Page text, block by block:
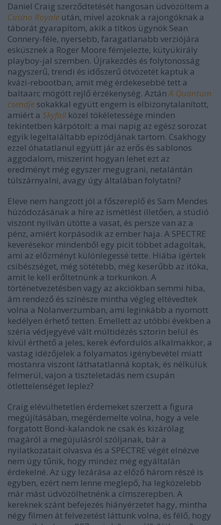
Daniel Craig szerződtetését hangosan üdvözöltem a
Casino Royale után, mivel azoknak a rajongóknak a
táborát gyarapítom, akik a titkos ügynök Sean
Connery-féle, nyersebb, faragatlanabb verziójára
esküsznek a Roger Moore fémjelezte, kütyükirály
playboy-jal szemben. Újrakezdés és folytonosság
nagyszerű, trendi és időszerű ötvözetét kaptuk a
kvázi-rebootban, amit még érdekesebbé tett a
baltaarc mögött rejlő érzékenység. AztánA Quantum
csendje sokakkal együtt engem is elbizonytalanított,
amiért a Skyfallközel tökéletessége minden
tekintetben kárpótolt: a mai napig az egész sorozat
egyik legeltaláltabb epizódjának tartom. Csakhogy
ezzel óhatatlanul együtt jár az erős és sablonos
aggodalom, miszerint hogyan lehet ezt az
eredményt még egyszer megugrani, netalántán
túlszárnyalni, avagy úgy általában folytatni?
Eleve nem hangzott jól a főszereplő és Sam Mendes
húzódozásának a híre az ismétlést illetően, a stúdió
viszont nyilván ütötte a vasat, és persze van az a
pénz, amiért korpásodik az ember haja. A SPECTRE
keverésekor mindenből egy picit többet adagoltak,
ami az előzményt különlegessé tette. Hiába ígértek
csibészséget, még sötétebb, még keserűbb az itóka,
amit le kell erőltetnünk a torkunkon. A
történetvezetésben vagy az akciókban semmi hiba,
ám rendező és színésze mintha végleg eltévedtek
volna a Nolanverzumban, ami leginkább a nyomott
kedélyen érhető tetten. Emellett az utóbbi években a
széria védjegyévé vált múltidézés sztorin belül és
kívül érthető a jeles, kerek évfordulós alkalmakkor, a
vastag idézőjelek a folyamatos igénybevétel miatt
mostanra viszont láthatatlanná koptak, és nélkülük
felmerül, vajon a tiszteletadás nem csupán
ötlettelenséget leplez?
Craig elévülhetetlen érdemeket szerzett a figura
megújításában, megérdemelte volna, hogy a vele
forgatott Bond-kalandok ne csak és kizárólag
magáról a megújulásról szóljanak, bár a
nyilatkozatait olvasva és a SPECTRE végét elnézve
nem úgy tűnik, hogy mindez még egyáltalán
érdekelné. Az ügy lezárása az előző három részé is
egyben, ezért nem lenne meglepő, ha legközelebb
már mást üdvözölhetnénk a címszerepben. A
kereknek szánt befejezés hiányérzetet hagy, mintha
négy filmen át felvezetést láttunk volna, és félő, hogy